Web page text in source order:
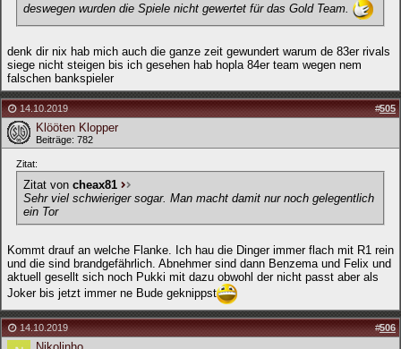
deswegen wurden die Spiele nicht gewertet für das Gold Team.
denk dir nix hab mich auch die ganze zeit gewundert warum de 83er rivals
siege nicht steigen bis ich gesehen hab hopla 84er team wegen nem
falschen bankspieler
14.10.2019 #505
Klööten Klopper
Beiträge: 782
Zitat:
Zitat von cheax81
Sehr viel schwieriger sogar. Man macht damit nur noch gelegentlich
ein Tor
Kommt drauf an welche Flanke. Ich hau die Dinger immer flach mit R1 rein
und die sind brandgefährlich. Abnehmer sind dann Benzema und Felix und
aktuell gesellt sich noch Pukki mit dazu obwohl der nicht passt aber als
Joker bis jetzt immer ne Bude geknippst
14.10.2019 #506